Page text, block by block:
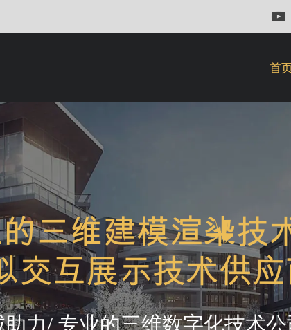
首
秀而持续稳定的
标。
力/ 专业的三维数字化展示技